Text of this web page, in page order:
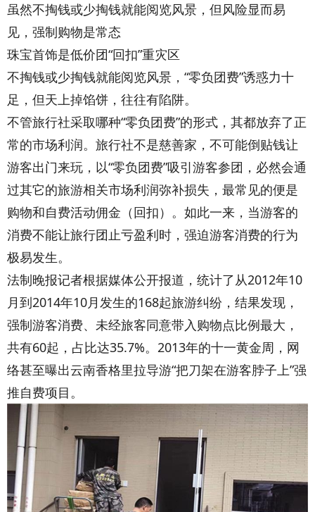
虽然不掏钱或少掏钱就能阅览风景，但风险显而易
见，强制购物是常态
珠宝首饰是低价团“回扣”重灾区
不掏钱或少掏钱就能阅览风景，“零负团费”诱惑力十
足，但天上掉馅饼，往往有陷阱。
不管旅行社采取哪种“零负团费”的形式，其都放弃了正
常的市场利润。旅行社不是慈善家，不可能倒贴钱让
游客出门来玩，以“零负团费”吸引游客参团，必然会通
过其它的旅游相关市场利润弥补损失，最常见的便是
购物和自费活动佣金（回扣）。如此一来，当游客的
消费不能让旅行团止亏盈利时，强迫游客消费的行为
极易发生。
法制晚报记者根据媒体公开报道，统计了从2012年10
月到2014年10月发生的168起旅游纠纷，结果发现，
强制游客消费、未经旅客同意带入购物点比例最大，
共有60起，占比达35.7%。2013年的十一黄金周，网
络甚至曝出云南香格里拉导游“把刀架在游客脖子上”强
推自费项目。